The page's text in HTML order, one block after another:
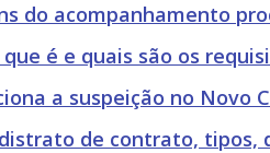
do acompanhamento
é e quais são os
a suspeição no Novo
de contrato, tipos,